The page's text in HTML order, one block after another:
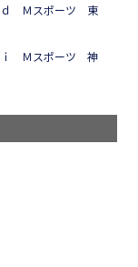
Ｍスポーツ 東
Ｍスポーツ 神